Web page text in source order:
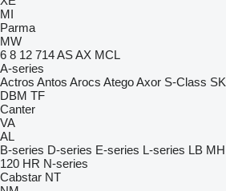
MI
Parma
MW
6 8 12 714ASAX MCL
A-series
Actros Antos Arocs AtegoAxor S-Class SK
DBM TF
Canter
VA
AL
B-series D-series E-series L-series LB MH
120 HR N-series
Cabstar NT